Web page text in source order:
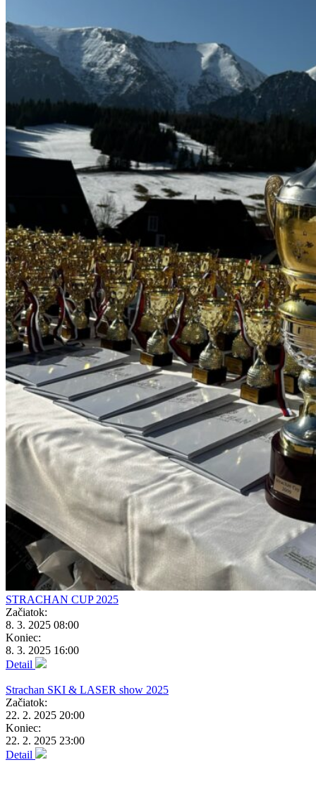
STRACHAN CUP 2025
Začiatok:
8. 3. 2025 08:00
Koniec:
8. 3. 2025 16:00
Detail
Strachan SKI & LASER show 2025
Začiatok:
22. 2. 2025 20:00
Koniec:
22. 2. 2025 23:00
Detail